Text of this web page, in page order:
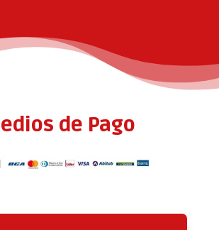
de Pago